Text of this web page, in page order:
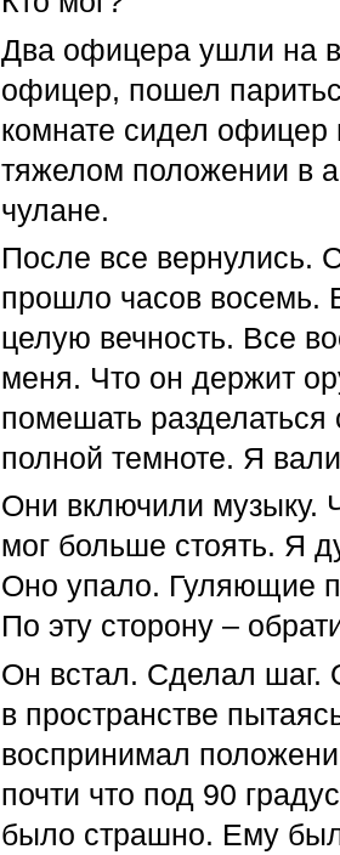
Два офицера ушли на
офицер, пошел
комнате сидел офицер
тяжелом положении в
чулане.
После все вернулись.
прошло часов восемь.
целую вечность. Все
меня. Что он держит
помешать разделаться
полной темноте. Я
Они включили музыку.
мог больше стоять. Я
Оно упало. Гуляющие
По эту сторону –
Он встал. Сделал шаг.
в пространстве
воспринимал
почти что под 90
было страшно. Ему